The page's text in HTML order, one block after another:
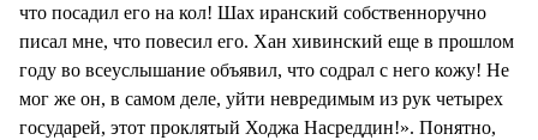
что посадил его на кол! Шах иранский собственноручно
писал мне, что повесил его. Хан хивинский еще в прошлом
году во всеуслышание объявил, что содрал с него кожу! Не
мог же он, в самом деле, уйти невредимым из рук четырех
государей, этот проклятый Ходжа Насреддин!». Понятно,